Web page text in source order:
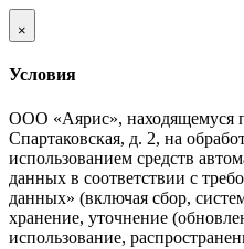
×
Условия
ООО «Аярис», находящемуся
Спартаковская, д. 2, на
использованием средств
данных в соответствии с
данных» (включая сбор,
хранение, уточнение
использование,